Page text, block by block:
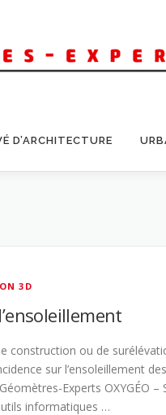
D’ARCHITECTURE
3D
construction ou de
sur l’ensoleillement
Experts OXYGÉO
informatiques …